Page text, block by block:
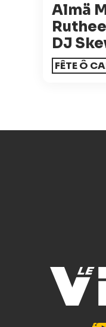
Almä
DJ
FÊTE Ô